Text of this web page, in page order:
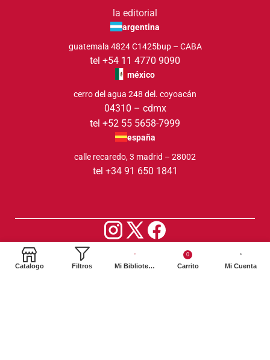
la editorial
argentina
guatemala 4824 C1425bup – CABA
tel +54 11 4770 9090
méxico
cerro del agua 248 del. coyoacán
04310 – cdmx
tel +52 55 5658-7999
españa
calle recaredo, 3 madrid – 28002
tel +34 91 650 1841
2024. Siglo XXI Editores Argentina ©️. Todos los derechos
Catalogo Filtros Mi Biblioteca
0
Carrito Mi Cuenta